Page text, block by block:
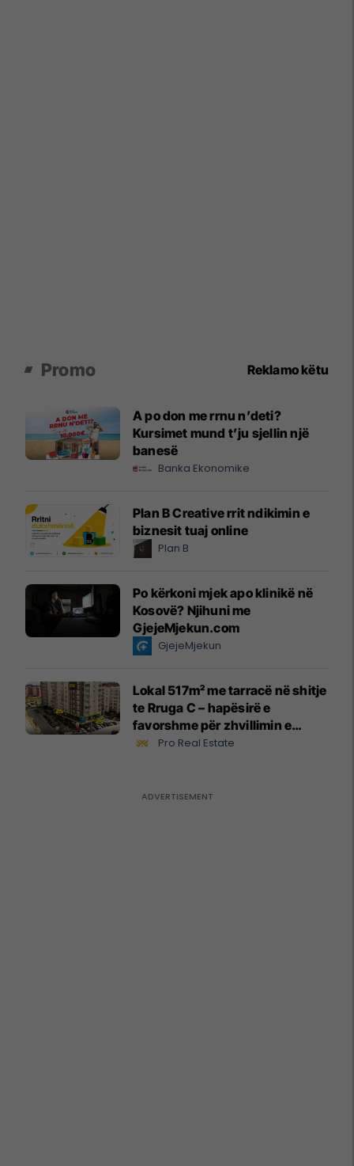
Promo Reklamo këtu
A po don me rrnu n’deti?
Kursimet mund t’ju sjellin një
banesë
Banka Ekonomike
Plan B Creative rrit ndikimin e
biznesit tuaj online
Plan B
Po kërkoni mjek apo klinikë në
Kosovë? Njihuni me
GjejeMjekun.com
GjejeMjekun
Lokal 517m² me tarracë në shitje
te Rruga C – hapësirë e
favorshme për zhvillimin e
biznesit #15796
Pro Real Estate